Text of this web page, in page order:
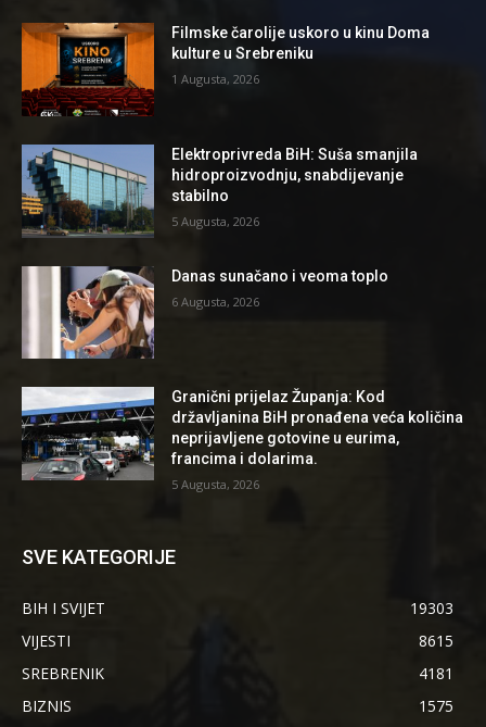
Filmske čarolije uskoro u kinu Doma
kulture u Srebreniku
1 Augusta, 2026
Elektroprivreda BiH: Suša smanjila
hidroproizvodnju, snabdijevanje
stabilno
5 Augusta, 2026
Danas sunačano i veoma toplo
6 Augusta, 2026
Granični prijelaz Županja: Kod
državljanina BiH pronađena veća količina
neprijavljene gotovine u eurima,
francima i dolarima.
5 Augusta, 2026
SVE KATEGORIJE
BIH I SVIJET
19303
VIJESTI
8615
SREBRENIK
4181
BIZNIS
1575